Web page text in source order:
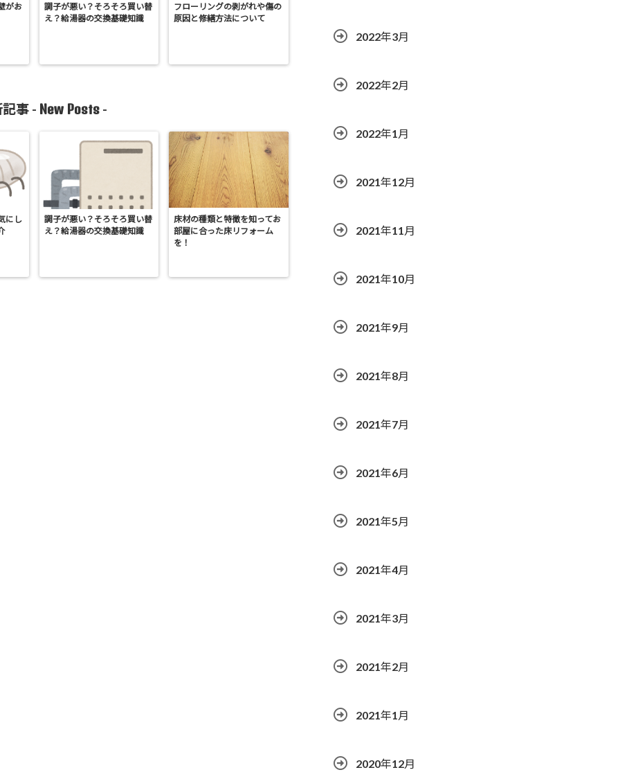
がお
調子が悪い？そろそろ買い替
え？給湯器の交換基礎知識
フローリングの剥がれや傷の
原因と修繕方法について
事 - New Posts -
にし
調子が悪い？そろそろ買い替
え？給湯器の交換基礎知識
床材の種類と特徴を知ってお
部屋に合った床リフォーム
を！
2022年3月
2022年2月
2022年1月
2021年12月
2021年11月
2021年10月
2021年9月
2021年8月
2021年7月
2021年6月
2021年5月
2021年4月
2021年3月
2021年2月
2021年1月
2020年12月